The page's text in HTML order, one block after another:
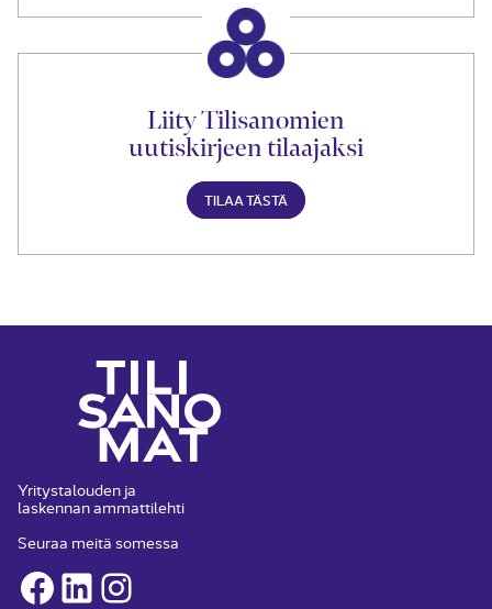
Liity Tilisanomien
uutiskirjeen tilaajaksi
TILAA TÄSTÄ
Yritystalouden ja
laskennan ammattilehti
Seuraa meitä somessa
Facebook
LinkedInInstagram